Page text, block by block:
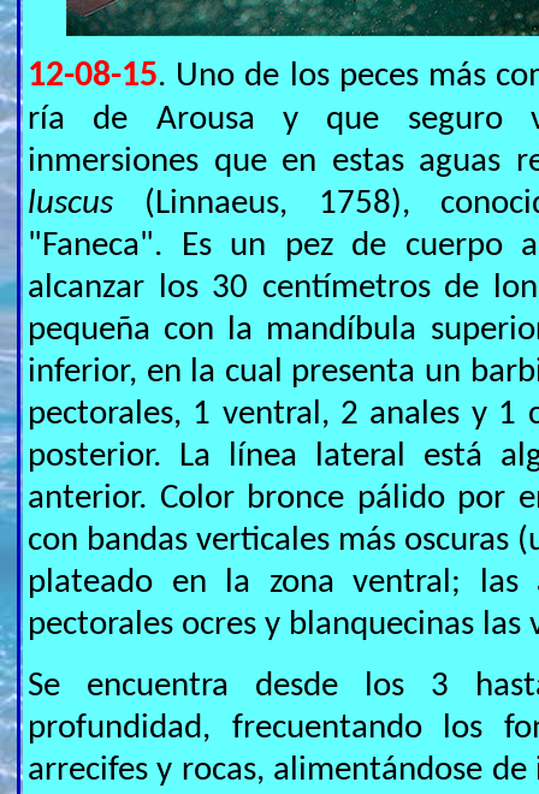
12-08-15. Uno de los peces más
ría de Arousa y que seguro
inmersiones que en estas aguas
luscus (Linnaeus, 1758),
"Faneca". Es un pez de cuerpo
alcanzar los 30 centímetros de
pequeña con la mandíbula
inferior, en la cual presenta un
pectorales, 1 ventral, 2 anales y 1
posterior. La línea lateral está
anterior. Color bronce pálido por
con bandas verticales más oscuras
plateado en la zona ventral; las
pectorales ocres y blanquecinas las
Se encuentra desde los 3
profundidad, frecuentando los
arrecifes y rocas, alimentándose